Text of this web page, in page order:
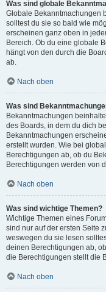
Was sind globale
Globale Bekanntmachungen
solltest du sie so bald wie
erscheinen ganz oben in
Bereich. Ob du eine globale
hängt von den durch die
ab.
Nach oben
Was sind
Bekanntmachungen
des Boards, in dem du dich
Bekanntmachungen
erstellt wurden. Wie bei
Berechtigungen ab, ob du
Berechtigungen werden von
Nach oben
Was sind wichtige Themen?
Wichtige Themen eines
sind nur auf der ersten Seite
weswegen du sie lesen
deinen Berechtigungen ab,
die Berechtigungen stellt die
Nach oben